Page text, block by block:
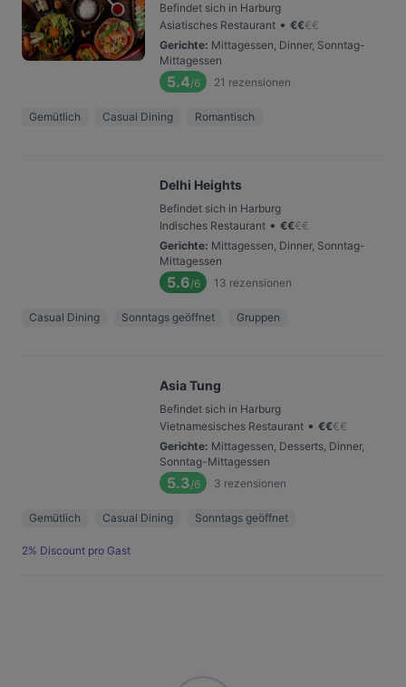
Befindet sich in Harburg
Asiatisches Restaurant • €€€€
Gerichte: Mittagessen, Dinner, Sonntag-
Mittagessen
5.4/6 21 rezensionen
Gemütlich Casual Dining Romantisch
Delhi Heights
Befindet sich in Harburg
Indisches Restaurant • €€€€
Gerichte: Mittagessen, Dinner, Sonntag-
Mittagessen
5.6/6 13 rezensionen
Casual Dining Sonntags geöffnet Gruppen
Asia Tung
Befindet sich in Harburg
Vietnamesisches Restaurant • €€€€
Gerichte: Mittagessen, Desserts, Dinner,
Sonntag-Mittagessen
5.3/6 3 rezensionen
Gemütlich Casual Dining Sonntags geöffnet
2% Discount pro Gast